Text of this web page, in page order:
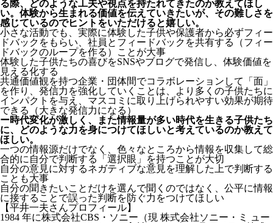
る際、どのような工夫や視点を持たれてきたのか教えてほし
い。体験から生まれる価値を伝えていきたいが、その難しさを
感じているのでヒントをいただけると嬉しい。
小さな活動でも、実際に体験した子供や保護者から必ずフィー
ドバックをもらい、社員とフィードバックを共有する（フィー
ドバックのループを作る）ことが大事
体験した子供たちの喜びをSNSやブログで発信し、体験価値を
見える化する
共通価値観を持つ企業・団体間でコラボレーションして「面」
を作り、発信力を強化していくことは、より多くの子供たちに
インパクトを与え、マスコミに取り上げられやすい効果が期待
できる（大きな発信力になる）
ー時代変化が激しく、また情報量が多い時代を生きる子供たち
に、どのような力を身につけてほしいと考えているのか教えて
ほしい。
一つの情報源だけでなく、色々なところから情報を収集して総
合的に自分で判断する「選択眼」を持つことが大切
自分の意見に対するネガティブな意見を理解した上で判断する
ことも大事
自分の聞きたいことだけを選んで聞くのではなく、公平に情報
に接することで誤った判断を防ぐ力をつけてほしい
【平井一夫さんプロフィール】
1984 年に株式会社CBS・ソニー（現 株式会社ソニー・ミ ュー